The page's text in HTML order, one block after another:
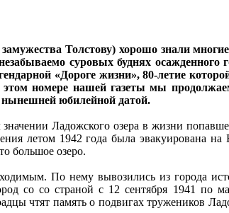
Толстову) хорошо знали
суровых буднях осажденного
«Дороге жизни», 80-летие
номере нашей газеты мы
нынешней юбилейной датой.
Ладожского озера в жизни
летом 1942 года была эвакуирована
большое озеро.
По нему вывозились из города
со со страной с 12 сентября 1941 по
чтят память о подвигах тружеников